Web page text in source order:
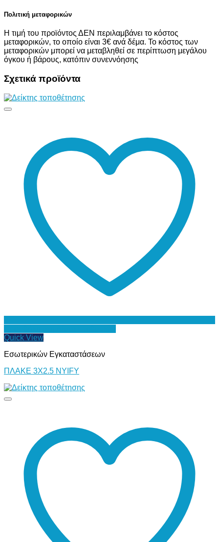
Πολιτική μεταφορικών
Η τιμή του προϊόντος ΔΕΝ περιλαμβάνει το κόστος
μεταφορικών, το οποίο είναι 3€ ανά δέμα. Το κόστος των
μεταφορικών μπορεί να μεταβληθεί σε περίπτωση μεγάλου
όγκου ή βάρους, κατόπιν συνεννόησης
Σχετικά προϊόντα
Quick View
Εσωτερικών Εγκαταστάσεων
ΠΛΑΚΕ 3Χ2.5 NYIFY